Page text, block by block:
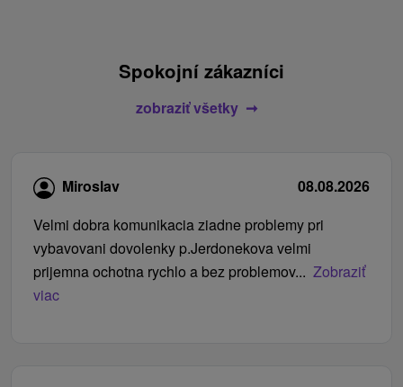
Spokojní zákazníci
zobraziť všetky
Miroslav
08.08.2026
Velmi dobra komunikacia ziadne problemy pri
vybavovani dovolenky p.Jerdonekova velmi
prijemna ochotna rychlo a bez problemov... Zobraziť
viac